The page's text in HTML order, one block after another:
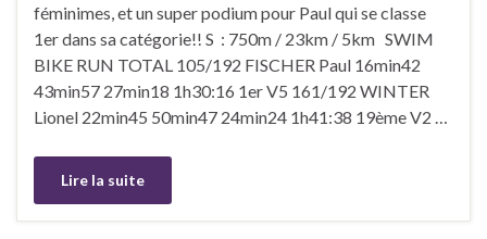
féminimes, et un super podium pour Paul qui se classe
1er dans sa catégorie!! S : 750m / 23km / 5km SWIM
BIKE RUN TOTAL 105/192 FISCHER Paul 16min42
43min57 27min18 1h30:16 1er V5 161/192 WINTER
Lionel 22min45 50min47 24min24 1h41:38 19ème V2 …
Lire la suite